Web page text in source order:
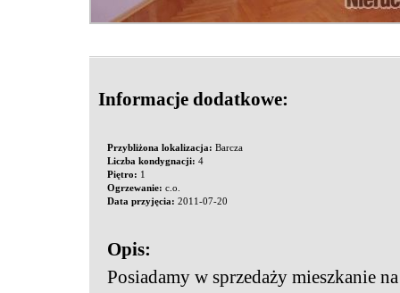
Informacje dodatkowe:
Przybliżona lokalizacja: Barcza
Liczba kondygnacji: 4
Piętro: 1
Ogrzewanie: c.o.
Data przyjęcia: 2011-07-20
Opis:
Posiadamy w sprzedaży mieszkanie